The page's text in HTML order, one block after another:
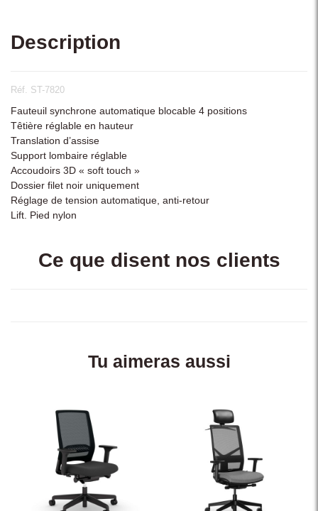
Description
Réf. ST-7820
Fauteuil synchrone automatique blocable 4 positions
Têtière réglable en hauteur
Translation d’assise
Support lombaire réglable
Accoudoirs 3D « soft touch »
Dossier filet noir uniquement
Réglage de tension automatique, anti-retour
Lift. Pied nylon
Ce que disent nos clients
Tu aimeras aussi